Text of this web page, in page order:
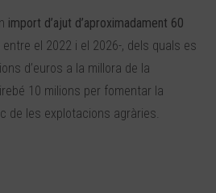
import d’ajut d’aproximadament 60
el 2022 i el 2026-, dels quals es
d’euros a la millora de la
10 milions per fomentar la
de les explotacions agràries.